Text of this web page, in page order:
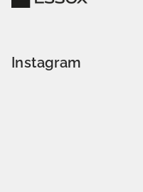
Instagram